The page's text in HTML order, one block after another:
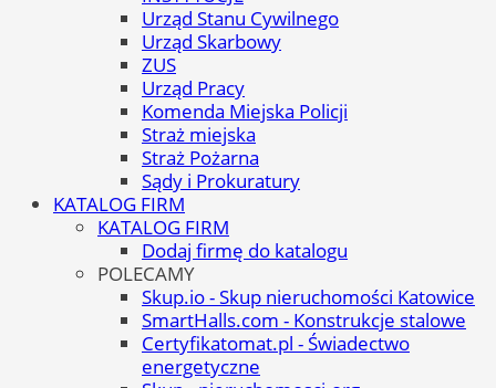
Urząd Stanu Cywilnego
Urząd Skarbowy
ZUS
Urząd Pracy
Komenda Miejska Policji
Straż miejska
Straż Pożarna
Sądy i Prokuratury
KATALOG FIRM
KATALOG FIRM
Dodaj firmę do katalogu
POLECAMY
Skup.io - Skup nieruchomości Katowice
SmartHalls.com - Konstrukcje stalowe
Certyfikatomat.pl - Świadectwo
energetyczne